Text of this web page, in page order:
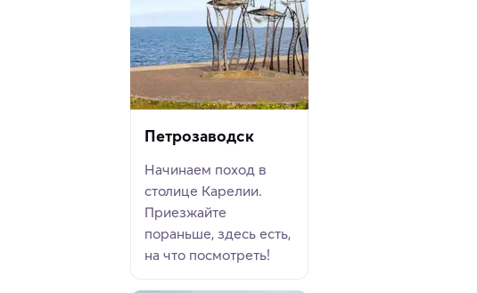
Петрозаводск
Начинаем поход в
столице Карелии.
Приезжайте
пораньше, здесь есть,
на что посмотреть!